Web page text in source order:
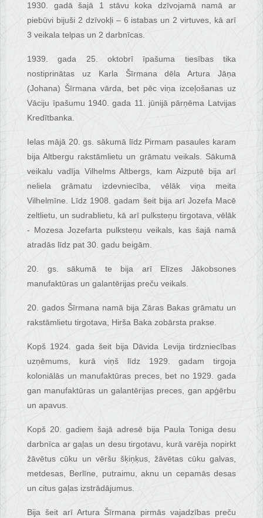
1930. gadā šajā 1 stāvu koka dzīvojamā namā ar
piebūvi bijuši 2 dzīvokļi – 6 istabas un 2 virtuves, kā arī
3 veikala telpas un 2 darbnīcas.
1939. gada 25. oktobrī īpašuma tiesības tika
nostiprinātas uz Karla Šīrmana dēla Artura Jāņa
(Johana) Šīrmana vārda, bet pēc viņa izceļošanas uz
Vāciju īpašumu 1940. gada 11. jūnijā pārņēma Latvijas
Kredītbanka.
Ielas mājā 20. gs. sākumā līdz Pirmam pasaules karam
bija Altbergu rakstāmlietu un grāmatu veikals. Sākumā
veikalu vadīja Vilhelms Altbergs, kam Aizputē bija arī
neliela grāmatu izdevniecība, vēlāk viņa meita
Vilhelmīne. Līdz 1908. gadam šeit bija arī Jozefa Macē
zeltlietu, un sudrablietu, kā arī pulksteņu tirgotava, vēlāk
- Mozesa Jozefarta pulksteņu veikals, kas šajā namā
atradās līdz pat 30. gadu beigām.
20. gs. sākumā te bija arī Elīzes Jākobsones
manufaktūras un galantērijas preču veikals.
20. gados Šīrmana namā bija Zāras Bakas grāmatu un
rakstāmlietu tirgotava, Hirša Baka zobārsta prakse.
Kopš 1924. gada šeit bija Dāvida Levija tirdzniecības
uzņēmums, kurā viņš līdz 1929. gadam tirgoja
koloniālās un manufaktūras preces, bet no 1929. gada
gan manufaktūras un galantērijas preces, gan apģērbu
un apavus.
Kopš 20. gadiem šajā adresē bija Paula Toniga desu
darbnīca ar gaļas un desu tirgotavu, kurā varēja nopirkt
žāvētus cūku un vēršu šķiņķus, žāvētas cūku galvas,
metdesas, Berlīne, putraimu, aknu un cepamās desas
un citus gaļas izstrādājumus.
Bija šeit arī Artura Šīrmana pirmās vajadzības preču